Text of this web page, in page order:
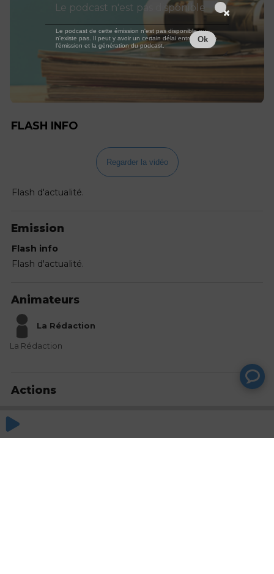
FLASH INFO
Regarder la vidéo
Flash d'actualité.
Emission
Flash info
Flash d'actualité.
Animateurs
La Rédaction
La Rédaction
Actions
Le podcast n'est pas disponible
Le podcast de cette émission n'est pas disponible ou
n'existe pas. Il peut y avoir un certain délai entre la fin de
l'émission et la génération du podcast.
Ok